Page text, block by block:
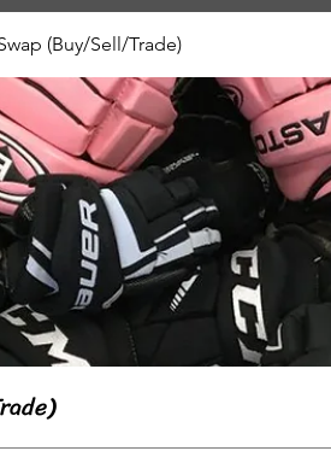
(Buy/Sell/Trade)